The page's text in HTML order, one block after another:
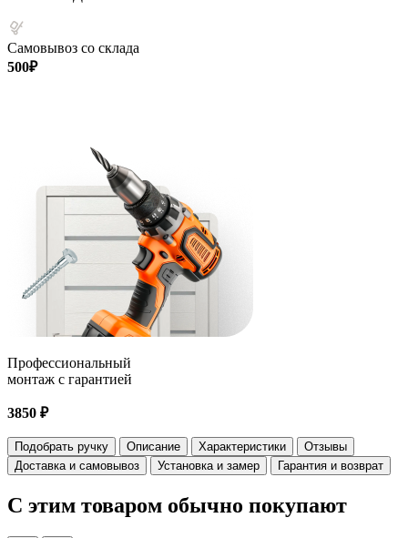
Самовывоз со склада
500₽
Профессиональный
монтаж с гарантией
3850 ₽
Подобрать ручку Описание Характеристики
Отзывы
Доставка и самовывоз
Установка и замер Гарантия и возврат
С этим товаром обычно покупают